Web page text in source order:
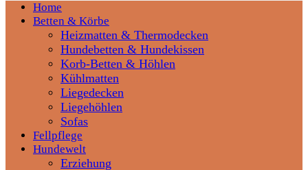
Home
Betten & Körbe
Heizmatten & Thermodecken
Hundebetten & Hundekissen
Korb-Betten & Höhlen
Kühlmatten
Liegedecken
Liegehöhlen
Sofas
Fellpflege
Hundewelt
Erziehung